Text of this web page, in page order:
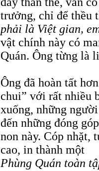
trưởng, chỉ để thều
phải là Việt gian,
vật chính này có
Quán. Ông từng là
Ông đã hoàn tất
chui” với rất nhiều
xuống, những
đến những đóng
non này. Cóp nhặt,
cao, in thành một
Phùng Quán toàn